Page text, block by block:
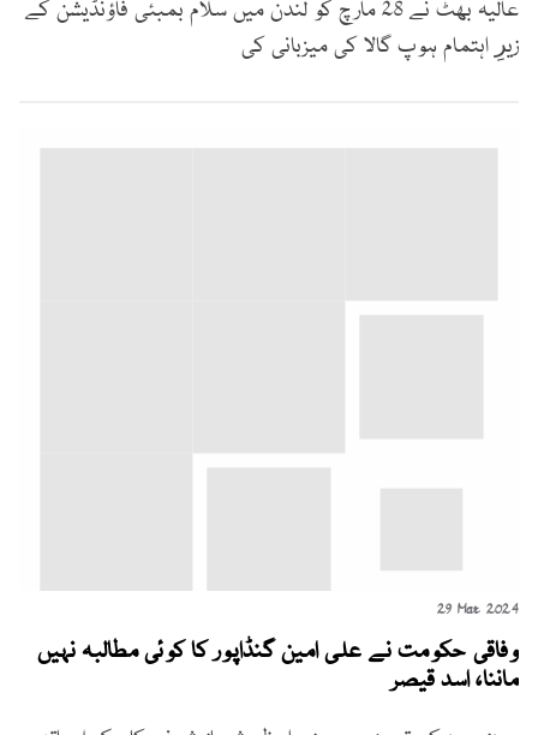
عالیہ بھٹ نے 28 مارچ کو لندن میں سلام بمبئی فاؤنڈیشن کے
زیرِ اہتمام ہوپ گالا کی میزبانی کی
29 Mar 2024
وفاقی حکومت نے علی امین گنڈاپور کا کوئی مطالبہ نہیں
ماننا، اسد قیصر